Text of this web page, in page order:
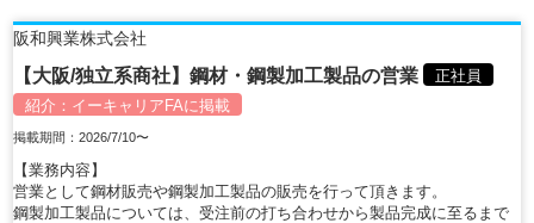
阪和興業株式会社
【大阪/独立系商社】鋼材・鋼製加工製品の営業
正社員
紹介： イーキャリアFAに掲載
掲載期間：2026/7/10〜
【業務内容】
営業として鋼材販売や鋼製加工製品の販売を行って頂きます。
鋼製加工製品については、受注前の打ち合わせから製品完成に至るまで